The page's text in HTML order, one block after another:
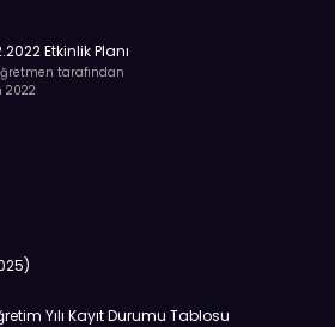
Etkinlik Planı
tarafından
2022
Yılı Kayıt Durumu Tablosu